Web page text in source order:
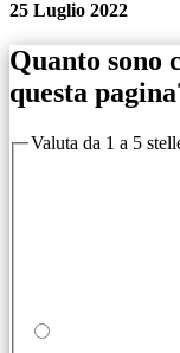
25 Luglio 2022
Quanto sono
questa
Valuta da 1 a 5